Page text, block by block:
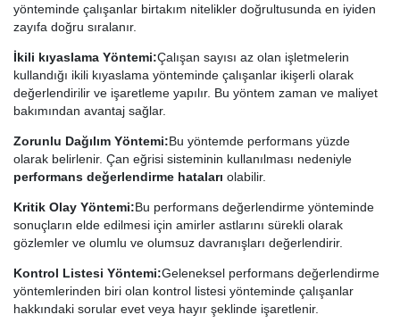
yönteminde çalışanlar birtakım nitelikler doğrultusunda en iyiden
zayıfa doğru sıralanır.
İkili kıyaslama Yöntemi:Çalışan sayısı az olan işletmelerin
kullandığı ikili kıyaslama yönteminde çalışanlar ikişerli olarak
değerlendirilir ve işaretleme yapılır. Bu yöntem zaman ve maliyet
bakımından avantaj sağlar.
Zorunlu Dağılım Yöntemi:Bu yöntemde performans yüzde
olarak belirlenir. Çan eğrisi sisteminin kullanılması nedeniyle
performans değerlendirme hataları olabilir.
Kritik Olay Yöntemi:Bu performans değerlendirme yönteminde
sonuçların elde edilmesi için amirler astlarını sürekli olarak
gözlemler ve olumlu ve olumsuz davranışları değerlendirir.
Kontrol Listesi Yöntemi:Geleneksel performans değerlendirme
yöntemlerinden biri olan kontrol listesi yönteminde çalışanlar
hakkındaki sorular evet veya hayır şeklinde işaretlenir.